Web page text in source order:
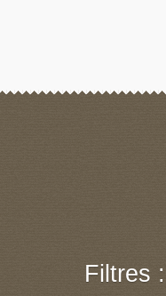
Filtres